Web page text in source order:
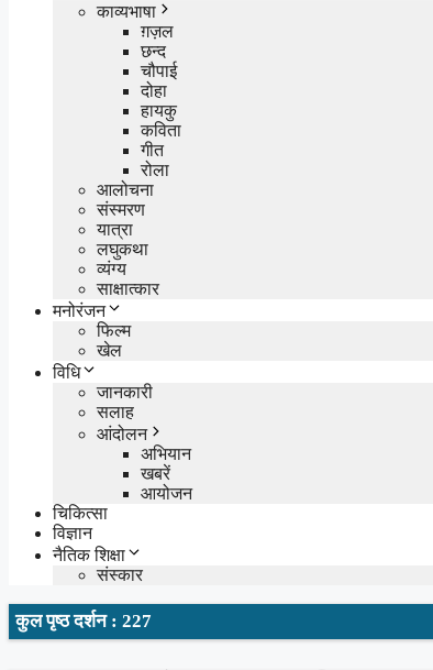
काव्यभाषा
ग़ज़ल
छन्द
चौपाई
दोहा
हायकु
कविता
गीत
रोला
आलोचना
संस्मरण
यात्रा
लघुकथा
व्यंग्य
साक्षात्कार
मनोरंजन
फिल्म
खेल
विधि
जानकारी
सलाह
आंदोलन
अभियान
खबरें
आयोजन
चिकित्सा
विज्ञान
नैतिक शिक्षा
संस्कार
कुल पृष्ठ दर्शन : 227